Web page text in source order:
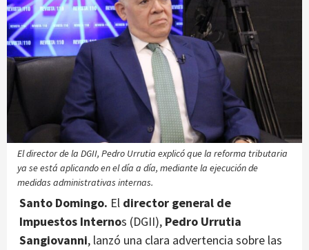
El director de la DGII, Pedro Urrutia explicó que la reforma tributaria
ya se está aplicando en el día a día, mediante la ejecución de
medidas administrativas internas.
Santo Domingo. El director general de
Impuestos Internos (DGII), Pedro Urrutia
Sangiovanni, lanzó una clara advertencia sobre las